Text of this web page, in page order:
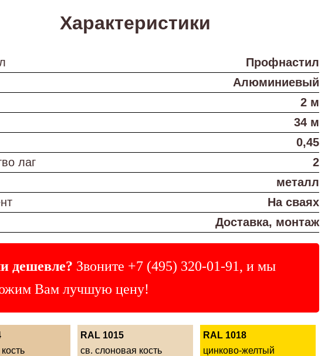
Характеристики
Профнастил
Алюминиевый
2 м
34 м
0,45
лаг
2
металл
На сваях
Доставка, монтаж
дешевле? Звоните +7 (495) 320-01-91, и мы
Вам лучшую цену!
RAL 1015
св. слоновая кость
RAL 1018
цинково-желтый